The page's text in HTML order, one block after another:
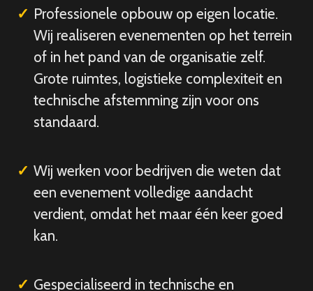
Professionele opbouw op eigen locatie.
Wij realiseren evenementen op het terrein
of in het pand van de organisatie zelf.
Grote ruimtes, logistieke complexiteit en
technische afstemming zijn voor ons
standaard.
Wij werken voor bedrijven die weten dat
een evenement volledige aandacht
verdient, omdat het maar één keer goed
kan.
Gespecialiseerd in technische en